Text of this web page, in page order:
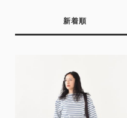
新着順